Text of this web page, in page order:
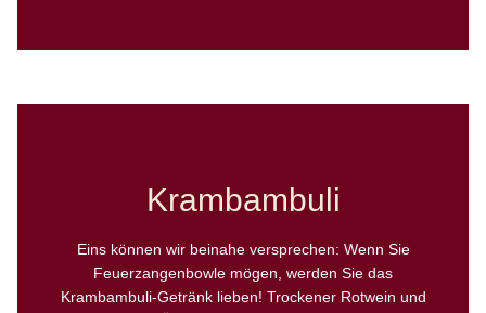
Krambambuli
Eins können wir beinahe versprechen: Wenn Sie
Feuerzangenbowle mögen, werden Sie das
Krambambuli-Getränk lieben! Trockener Rotwein und